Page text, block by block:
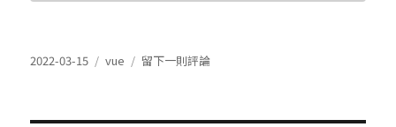
發
2022-03-15
分
vue 留下一則評論在